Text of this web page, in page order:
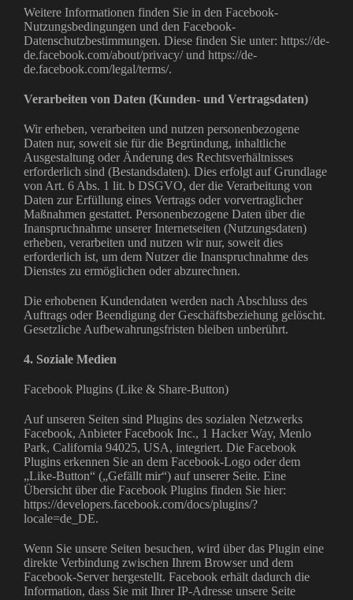
Weitere Informationen finden Sie in den Facebook-
Nutzungsbedingungen und den Facebook-
Datenschutzbestimmungen. Diese finden Sie unter: https://de-
de.facebook.com/about/privacy/ und https://de-
de.facebook.com/legal/terms/.
Verarbeiten von Daten (Kunden- und Vertragsdaten)
Wir erheben, verarbeiten und nutzen personenbezogene
Daten nur, soweit sie für die Begründung, inhaltliche
Ausgestaltung oder Änderung des Rechtsverhältnisses
erforderlich sind (Bestandsdaten). Dies erfolgt auf Grundlage
von Art. 6 Abs. 1 lit. b DSGVO, der die Verarbeitung von
Daten zur Erfüllung eines Vertrags oder vorvertraglicher
Maßnahmen gestattet. Personenbezogene Daten über die
Inanspruchnahme unserer Internetseiten (Nutzungsdaten)
erheben, verarbeiten und nutzen wir nur, soweit dies
erforderlich ist, um dem Nutzer die Inanspruchnahme des
Dienstes zu ermöglichen oder abzurechnen.
Die erhobenen Kundendaten werden nach Abschluss des
Auftrags oder Beendigung der Geschäftsbeziehung gelöscht.
Gesetzliche Aufbewahrungsfristen bleiben unberührt.
4. Soziale Medien
Facebook Plugins (Like & Share-Button)
Auf unseren Seiten sind Plugins des sozialen Netzwerks
Facebook, Anbieter Facebook Inc., 1 Hacker Way, Menlo
Park, California 94025, USA, integriert. Die Facebook
Plugins erkennen Sie an dem Facebook-Logo oder dem
„Like-Button“ („Gefällt mir“) auf unserer Seite. Eine
Übersicht über die Facebook Plugins finden Sie hier:
https://developers.facebook.com/docs/plugins/?
locale=de_DE.
Wenn Sie unsere Seiten besuchen, wird über das Plugin eine
direkte Verbindung zwischen Ihrem Browser und dem
Facebook-Server hergestellt. Facebook erhält dadurch die
Information, dass Sie mit Ihrer IP-Adresse unsere Seite